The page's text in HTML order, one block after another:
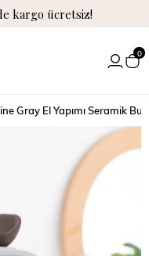
kargo ücretsiz!
0
Gray El Yapımı Seramik